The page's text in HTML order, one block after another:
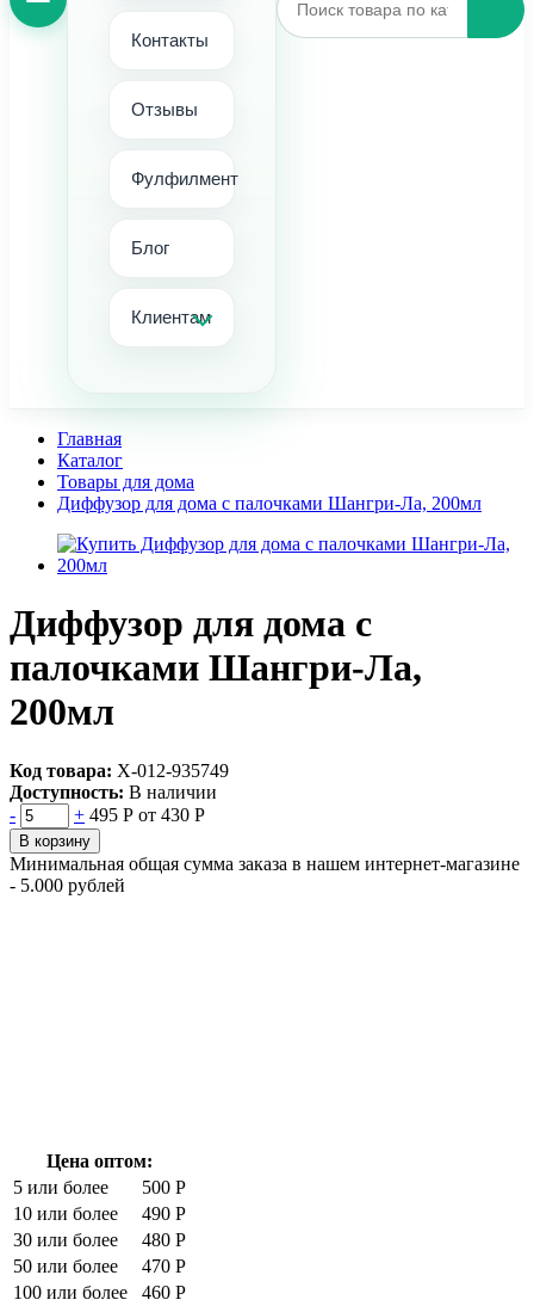
Контакты
Отзывы
Фулфилмент
Блог
Клиентам
Главная
Каталог
Товары для дома
Диффузор для дома с палочками Шангри-Ла, 200мл
Диффузор для дома с
палочками Шангри-Ла,
200мл
Код товара: Х-012-935749
Доступность: В наличии
-
+ 495 Р от 430 Р
В корзину
Минимальная общая сумма заказа в нашем интернет-магазине
- 5.000 рублей
Цена оптом:
5 или более
500 Р
10 или более
490 Р
30 или более
480 Р
50 или более
470 Р
100 или более
460 Р